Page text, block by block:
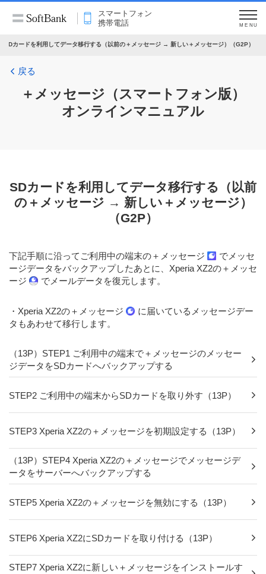
スマートフォン
携帯電話
MENU
SDカードを利用してデータ移行する（以前の＋メッセージ → 新しい＋メッセージ）（G2P）
戻る
＋メッセージ（スマートフォン版）
オンラインマニュアル
SDカードを利用してデータ移行する（以前
の＋メッセージ → 新しい＋メッセージ）
（G2P）
下記手順に沿ってご利用中の端末の＋メッセージ
でメッセ
ージデータをバックアップしたあとに、Xperia XZ2の＋メッセ
ージ
でメールデータを復元します。
・Xperia XZ2の＋メッセージ
に届いているメッセージデー
タもあわせて移行します。
（13P）STEP1 ご利用中の端末で＋メッセージのメッセー
ジデータをSDカードへバックアップする
STEP2 ご利用中の端末からSDカードを取り外す（13P）
STEP3 Xperia XZ2の＋メッセージを初期設定する（13P）
（13P）STEP4 Xperia XZ2の＋メッセージでメッセージデ
ータをサーバーへバックアップする
STEP5 Xperia XZ2の＋メッセージを無効にする（13P）
STEP6 Xperia XZ2にSDカードを取り付ける（13P）
STEP7 Xperia XZ2に新しい＋メッセージをインストールす